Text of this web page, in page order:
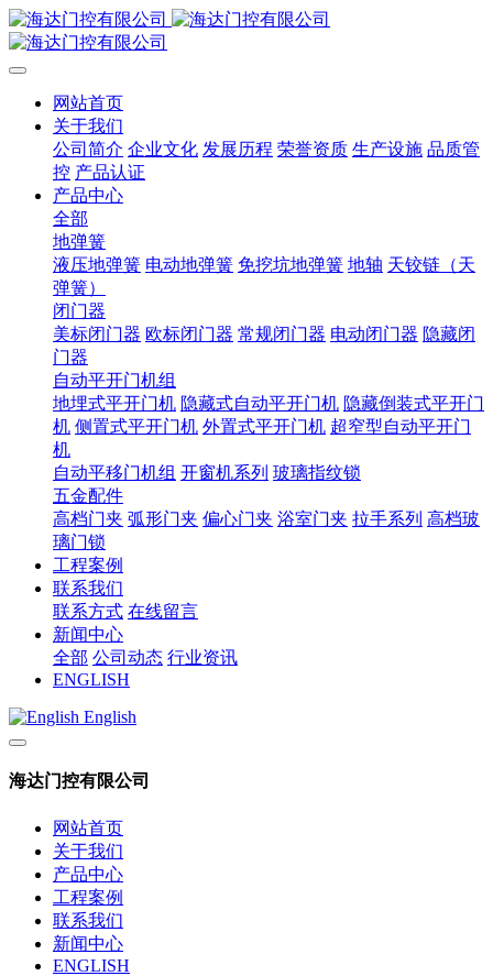
网站首页
关于我们
公司简介 企业文化 发展历程 荣誉资质 生产设施 品质管
控 产品认证
产品中心
全部
地弹簧
液压地弹簧 电动地弹簧 免挖坑地弹簧 地轴 天铰链（天
弹簧）
闭门器
美标闭门器 欧标闭门器 常规闭门器 电动闭门器 隐藏闭
门器
自动平开门机组
地埋式平开门机 隐藏式自动平开门机 隐藏倒装式平开门
机 侧置式平开门机 外置式平开门机 超窄型自动平开门
机
自动平移门机组 开窗机系列 玻璃指纹锁
五金配件
高档门夹 弧形门夹 偏心门夹 浴室门夹 拉手系列 高档玻
璃门锁
工程案例
联系我们
联系方式 在线留言
新闻中心
全部 公司动态 行业资讯
ENGLISH
English
海达门控有限公司
网站首页
关于我们
产品中心
工程案例
联系我们
新闻中心
ENGLISH